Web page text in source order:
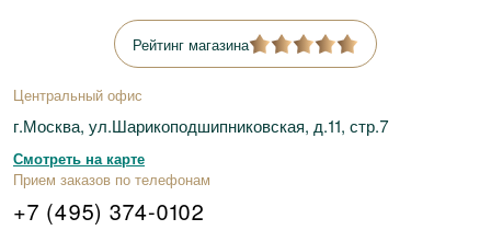
Рейтинг магазина
Центральный офис
г.Москва, ул.Шарикоподшипниковская, д.11, стр.7
Смотреть на карте
Прием заказов по телефонам
+7 (495) 374-0102